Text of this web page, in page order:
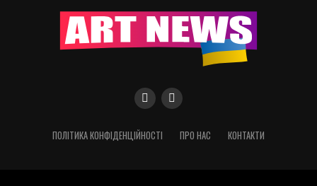
ПОЛІТИКА КОНФІДЕНЦІЙНОСТІ ПРО НАС КОНТАКТИ